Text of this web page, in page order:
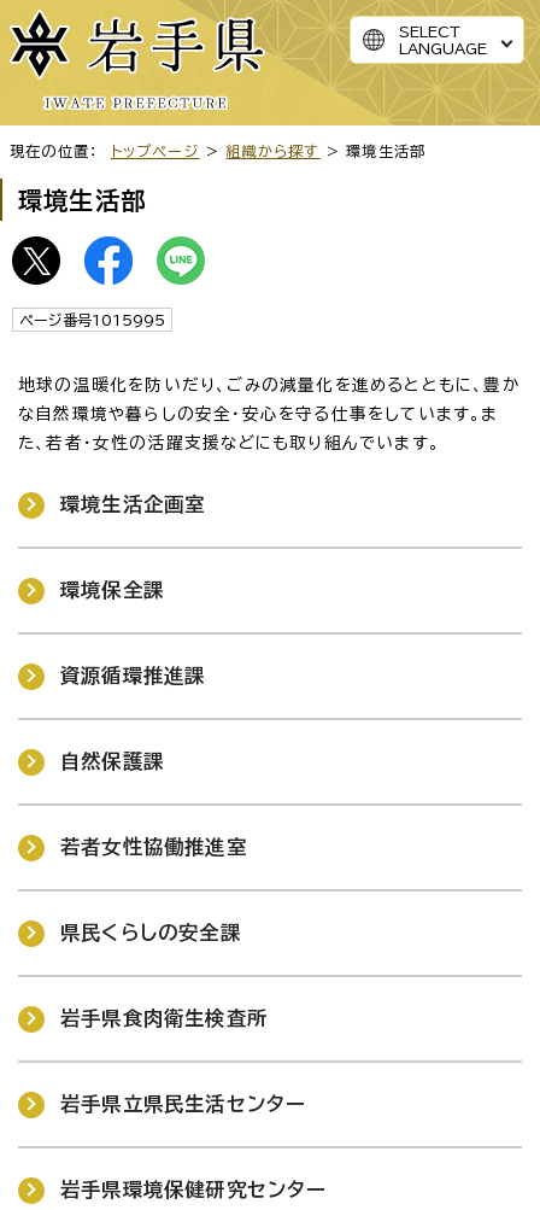
SELECT
LANGUAGE
現在の位置： トップページ >組織から探す > 環境生活部
環境生活部
ページ番号1015995
地球の温暖化を防いだり、ごみの減量化を進めるとともに、豊か
な自然環境や暮らしの安全・安心を守る仕事をしています。ま
た、若者・女性の活躍支援などにも取り組んでいます。
環境生活企画室
環境保全課
資源循環推進課
自然保護課
若者女性協働推進室
県民くらしの安全課
岩手県食肉衛生検査所
岩手県立県民生活センター
岩手県環境保健研究センター